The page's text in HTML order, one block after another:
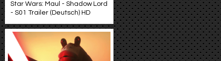
Star Wars: Maul - Shadow Lord
- S01 Trailer (Deutsch) HD